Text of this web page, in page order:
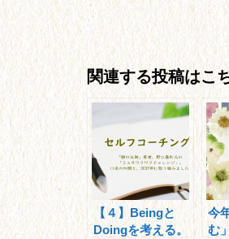
関連する投稿はこ
【４】Beingと
Doingを考える。
今
む